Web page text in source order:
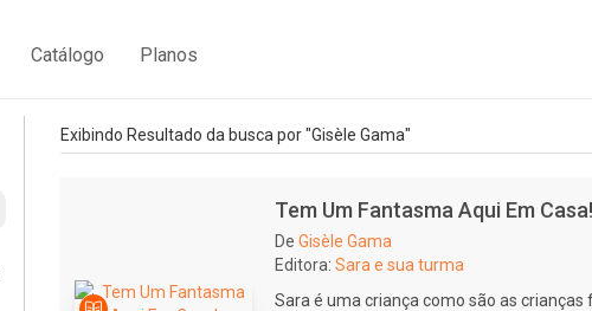
Catálogo Planos
Exibindo Resultado da busca por "Gisèle Gama"
Tem Um Fantasma Aqui Em Casa!
De Gisèle Gama
Editora: Sara e sua turma
Sara é uma criança como são as